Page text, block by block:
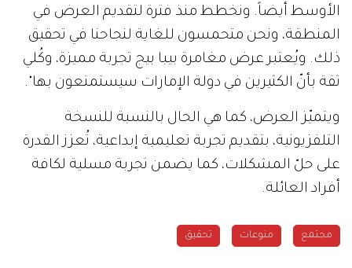
الأوسط أيضاً. ونخطط منذ فترة لتقديم العرض في
المنطقة، ونحن متحمسون للغاية لنجاحنا في تحقيق
ذلك. ويُعتبر عرض مغامرة بيبا بيج تجربة مميزة، وكُلي
ثقة بأنّ الكثيرين في دولة الإمارات سيستمتعون بها".
ويتميّز العرض، كما هي الحال بالنسبة للنسخة
التلفزيونية، بتقديم تجربة تعليمية إبداعية، تُعزز القدرة
على حلّ المشكلات، كما يضمن تجربة مسلية لكافة
أفراد العائلة.
مجتمع منوعات تحقيق